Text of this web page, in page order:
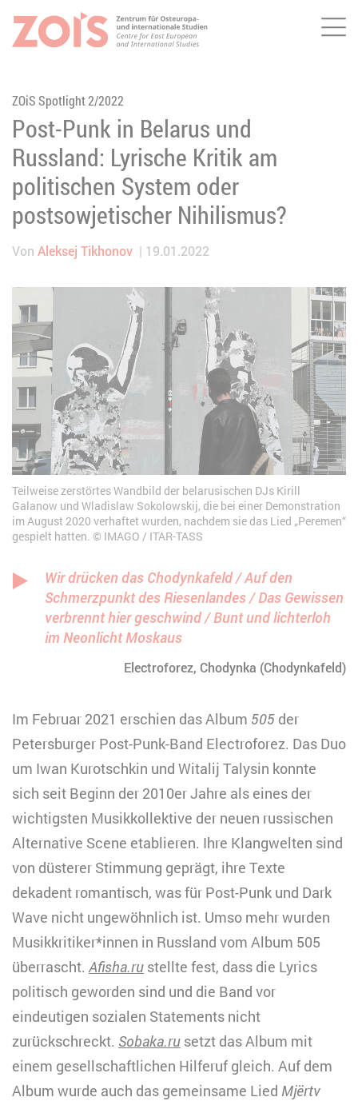
ZUM HAUPTINHALT SPRINGEN
ZUR SUCHE SPRINGEN
ZOiS Spotlight 2/2022
Post-Punk in Belarus und
Russland: Lyrische Kritik am
politischen System oder
postsowjetischer Nihilismus?
Von Aleksej Tikhonov 19.01.2022
Teilweise zerstörtes Wandbild der belarusischen DJs Kirill
Galanow und Wladislaw Sokolowskij, die bei einer Demonstration
im August 2020 verhaftet wurden, nachdem sie das Lied „Peremen“
gespielt hatten.
IMAGO / ITAR-TASS
Wir drücken das Chodynkafeld / Auf den
Schmerzpunkt des Riesenlandes / Das Gewissen
verbrennt hier geschwind / Bunt und lichterloh
im Neonlicht Moskaus
Electroforez, Chodynka (Chodynkafeld)
Im Februar 2021 erschien das Album 505 der
Petersburger Post-Punk-Band Electroforez. Das Duo
um Iwan Kurotschkin und Witalij Talysin konnte
sich seit Beginn der 2010er Jahre als eines der
wichtigsten Musikkollektive der neuen russischen
Alternative Scene etablieren. Ihre Klangwelten sind
von düsterer Stimmung geprägt, ihre Texte
dekadent romantisch, was für Post-Punk und Dark
Wave nicht ungewöhnlich ist. Umso mehr wurden
Musikkritiker*innen in Russland vom Album 505
überrascht. Afisha.ru stellte fest, dass die Lyrics
politisch geworden sind und die Band vor
eindeutigen sozialen Statements nicht
zurückschreckt. Sobaka.ru setzt das Album mit
einem gesellschaftlichen Hilferuf gleich. Auf dem
Album wurde auch das gemeinsame Lied Mjёrtv